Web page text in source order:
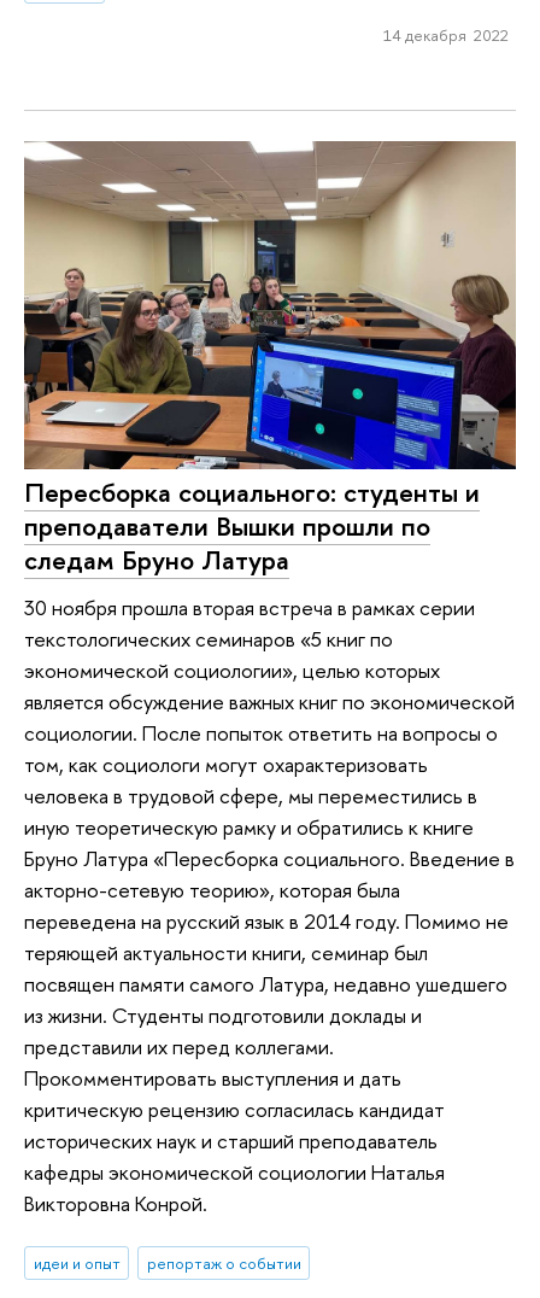
14 декабря 2022
Переcборка социального: студенты и
преподаватели Вышки прошли по
следам Бруно Латура
30 ноября прошла вторая встреча в рамках серии
текстологических семинаров «5 книг по
экономической социологии», целью которых
является обсуждение важных книг по экономической
социологии. После попыток ответить на вопросы о
том, как социологи могут охарактеризовать
человека в трудовой сфере, мы переместились в
иную теоретическую рамку и обратились к книге
Бруно Латура «Пересборка социального. Введение в
акторно-сетевую теорию», которая была
переведена на русский язык в 2014 году. Помимо не
теряющей актуальности книги, семинар был
посвящен памяти самого Латура, недавно ушедшего
из жизни. Студенты подготовили доклады и
представили их перед коллегами.
Прокомментировать выступления и дать
критическую рецензию согласилась кандидат
исторических наук и старший преподаватель
кафедры экономической социологии Наталья
Викторовна Конрой.
идеи и опыт репортаж о событии